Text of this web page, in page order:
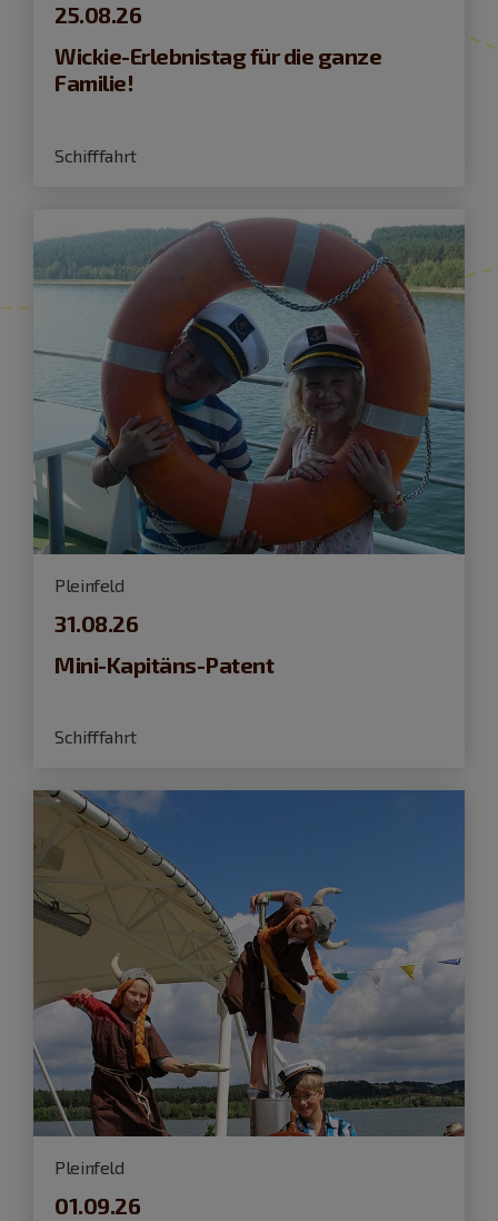
25.08.26
Wickie-Erlebnistag für die ganze
Familie!
Schifffahrt
Pleinfeld
31.08.26
Mini-Kapitäns-Patent
Schifffahrt
Pleinfeld
01.09.26